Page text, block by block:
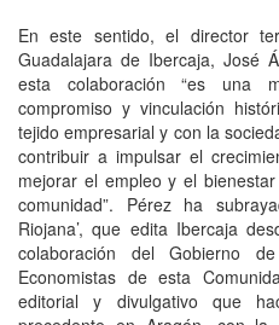
En este sentido, el director
Guadalajara de Ibercaja, José
esta colaboración “es una
compromiso y vinculación
tejido empresarial y con la
contribuir a impulsar el
mejorar el empleo y el
comunidad”. Pérez ha
Riojana’, que edita Ibercaja
colaboración del Gobierno
Economistas de esta
editorial y divulgativo que